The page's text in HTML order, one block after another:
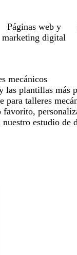
Páginas web y
marketing digital
mecánicos
las plantillas más
para talleres
favorito,
nuestro estudio de